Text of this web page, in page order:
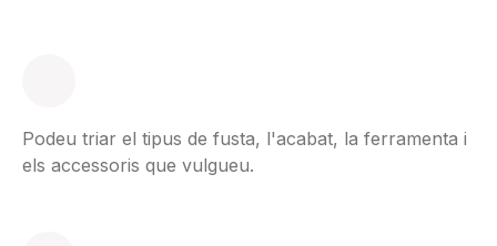
Podeu triar el tipus de fusta, l'acabat, la ferramenta i
els accessoris que vulgueu.